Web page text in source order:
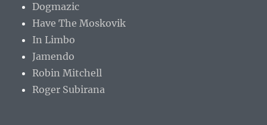
Dogmazic
Have The Moskovik
In Limbo
Jamendo
Robin Mitchell
Roger Subirana